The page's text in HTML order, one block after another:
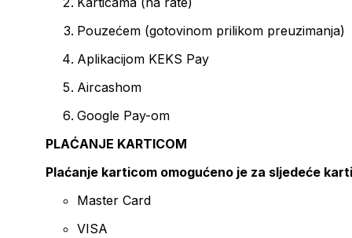
Pouzećem (gotovinom prilikom preuzimanja)
Aplikacijom KEKS Pay
Aircashom
Google Pay-om
PLAĆANJE KARTICOM
Plaćanje karticom omogućeno je za sljedeće
Master Card
VISA